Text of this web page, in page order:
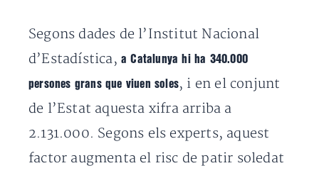
Segons dades de l’Institut Nacional
d’Estadística, a Catalunya hi ha 340.000
persones grans que viuen soles, i en el conjunt
de l’Estat aquesta xifra arriba a
2.131.000. Segons els experts, aquest
factor augmenta el risc de patir soledat